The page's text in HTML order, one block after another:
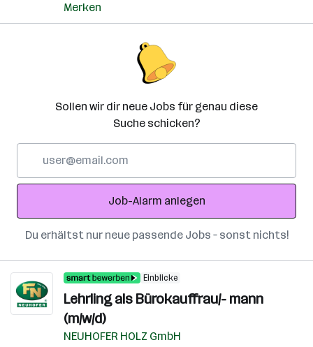
Merken
Sollen wir dir neue Jobs für genau diese
Suche schicken?
Adresse
Job-Alarm anlegen
Du erhältst nur neue passende Jobs – sonst nichts!
Einblicke
Lehrling als Bürokauffrau/- mann
(m/w/d)
NEUHOFER HOLZ GmbH